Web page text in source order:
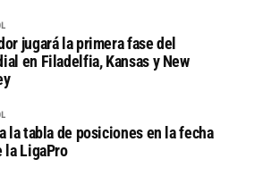
jugará la primera fase del
en Filadelfia, Kansas y New
la tabla de posiciones en la fecha
la LigaPro